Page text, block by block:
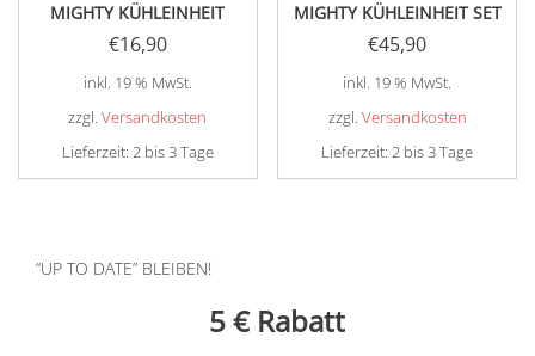
MIGHTY KÜHLEINHEIT
€16,90
inkl. 19 % MwSt.
zzgl.Versandkosten
Lieferzeit: 2 bis 3 Tage
MIGHTY KÜHLEINHEIT SET
€45,90
inkl. 19 % MwSt.
zzgl. Versandkosten
Lieferzeit:2 bis 3 Tage
“UP TO DATE” BLEIBEN!
5 € Rabatt